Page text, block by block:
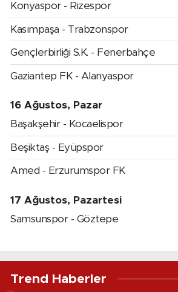
Konyaspor - Rizespor
Kasımpaşa - Trabzonspor
Gençlerbirliği S.K. - Fenerbahçe
Gaziantep FK - Alanyaspor
16 Ağustos, Pazar
Başakşehir - Kocaelispor
Beşiktaş - Eyüpspor
Amed - Erzurumspor FK
17 Ağustos, Pazartesi
Samsunspor - Göztepe
Trend Haberler